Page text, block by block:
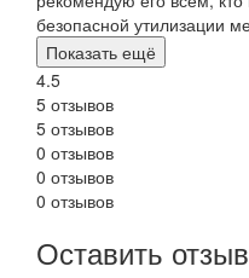
безопасной утилизации
Показать ещё
4.5
5 отзывов
5 отзывов
0 отзывов
0 отзывов
0 отзывов
Оставить отзыв